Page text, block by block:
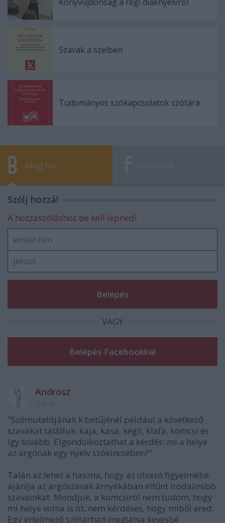
Szavak a szélben
Tudományos szókapcsolatok szótára
blog.hu
Szólj hozzá!
A hozzászóláshoz be kell lépned!
VAGY
Androsz
"Szómutatójának k betűjénél például a következő
szavakat találtuk: kaja, kasa, kégli, klafa, komcsi és
így tovább. Elgondolkoztathat a kérdés: mi a helye
az argónak egy nyelv szókincsében?"
Talán az lehet a haszna, hogy az olvasó figyelmébe
ajánlja az argószavak árnyékában eltűnt irodalmibb
szavainkat. Mondjuk, a komcsiról nem tudom, hogy
mi helye volna is itt, nem kérdéses, hogy miből ered.
Egy értelmező szótárban meglátva kevésbé